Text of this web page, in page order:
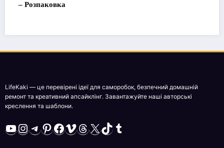
LifeKaki — це перевірені ідеї для саморобок, безпечний домашній
ремонт та креативний апсайклінг. Завантажуйте наші авторські
креслення та шаблони.
YouTube
Instagram
Telegram
Pinterest
Facebook
Vimeo
Threads
X TikTokTumblr